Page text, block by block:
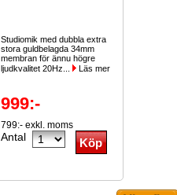
Studiomik med dubbla extra
stora guldbelagda 34mm
membran för ännu högre
ljudkvalitet 20Hz...
Läs mer
999:-
799:- exkl. moms
Antal